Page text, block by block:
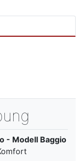
- Modell Baggio